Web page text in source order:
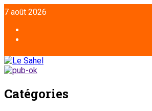
7 août 2026
Catégories